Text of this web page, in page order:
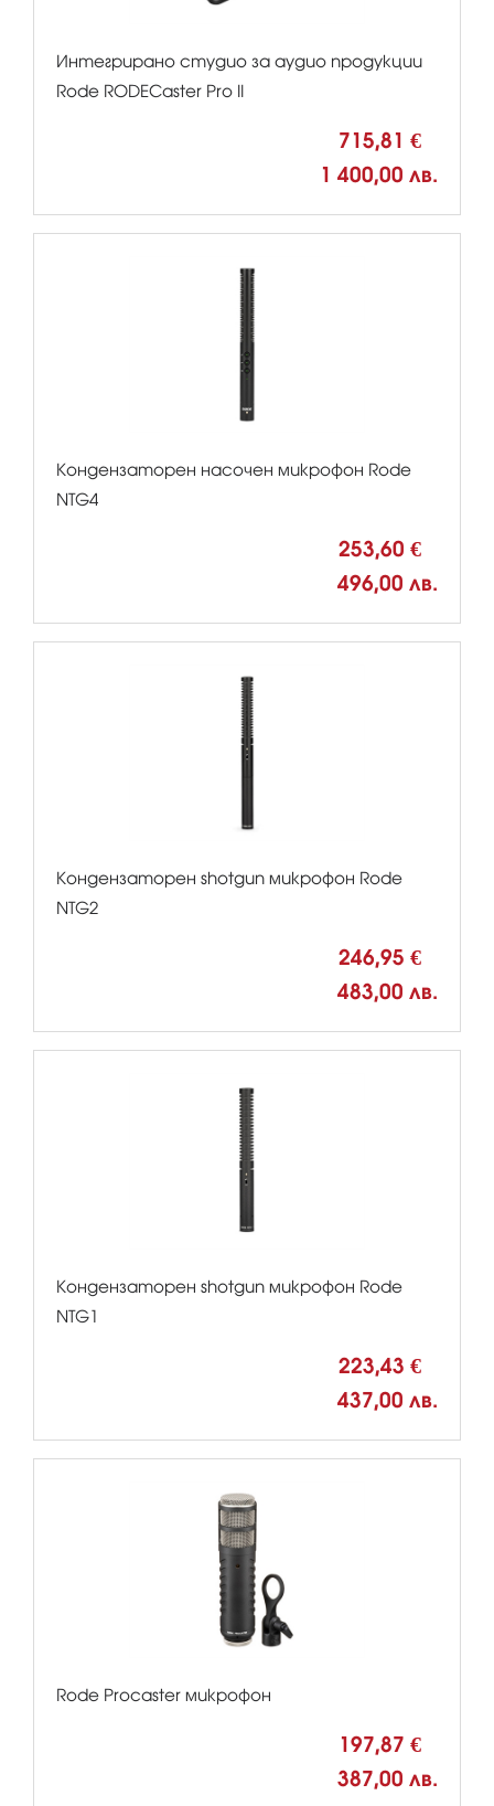
Интегрирано студио за аудио продукции
Rode RODECaster Pro II
715,81 €
1 400,00 лв.
Кондензаторен насочен микрофон Rode
NTG4
253,60 €
496,00 лв.
Кондензаторен shotgun микрофон Rode
NTG2
246,95 €
483,00 лв.
Кондензаторен shotgun микрофон Rode
NTG1
223,43 €
437,00 лв.
Rode Procaster микрофон
197,87 €
387,00 лв.